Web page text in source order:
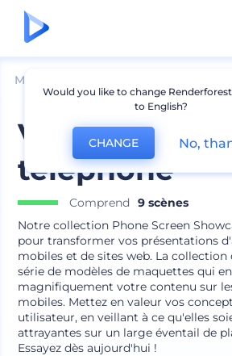
Mockups
Vitrine
téléphone
Comprend
9 scènes
Notre collection Phone Screen
pour transformer vos présentations
mobiles et de sites web. La
série de modèles de maquettes qui
magnifiquement votre contenu sur
mobiles. Mettez en valeur vos
utilisateur, en veillant à ce qu'elles
attrayantes sur un large éventail de
Essayez dès aujourd'hui !
Would you like to change
to English?
CHANGE No,